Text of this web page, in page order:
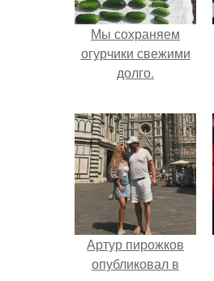
Мы сохраняем
огурчики свежими
долго.
Артур пирожков
опубликовал в